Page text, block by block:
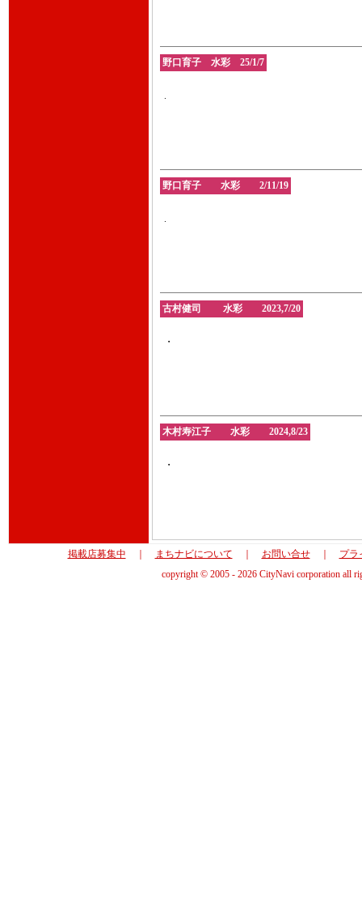
野口育子 水彩 25/1/7
.
野口育子 水彩 2/11/19
.
古村健司 水彩 2023,7/20
・
木村寿江子 水彩 2024,8/23
・
掲載店募集中 まちナビについて お問い合せ｜
プラ
copyright © 2005 - 2026 CityNavi corporation all